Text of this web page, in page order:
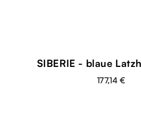
SIBERIE - blaue
177,14 €